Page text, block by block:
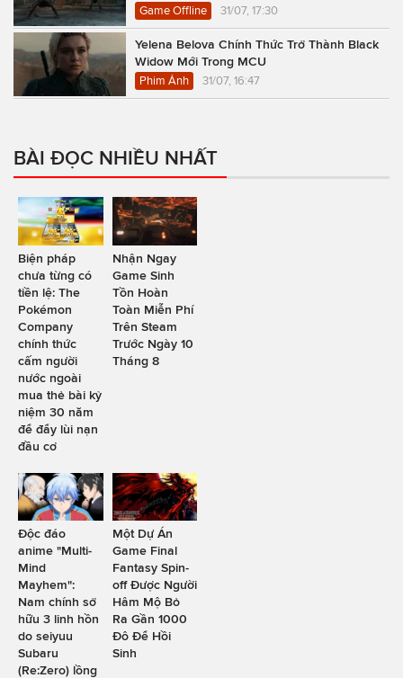
Game Offline 31/07, 17:30
Yelena Belova Chính Thức Trở Thành Black
Widow Mới Trong MCU
Phim Ảnh 31/07, 16:47
BÀI ĐỌC NHIỀU NHẤT
Biện pháp
chưa từng có
tiền lệ: The
Pokémon
Company
chính thức
cấm người
nước ngoài
mua thẻ bài kỷ
niệm 30 năm
để đẩy lùi nạn
đầu cơ
Nhận Ngay
Game Sinh
Tồn Hoàn
Toàn Miễn Phí
Trên Steam
Trước Ngày 10
Tháng 8
Độc đáo
anime "Multi-
Mind
Mayhem":
Nam chính sở
hữu 3 linh hồn
do seiyuu
Subaru
(Re:Zero) lồng
Một Dự Án
Game Final
Fantasy Spin-
off Được Người
Hâm Mộ Bỏ
Ra Gần 1000
Đô Để Hồi
Sinh